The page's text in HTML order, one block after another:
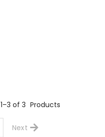
1–3 of 3 Products
Next